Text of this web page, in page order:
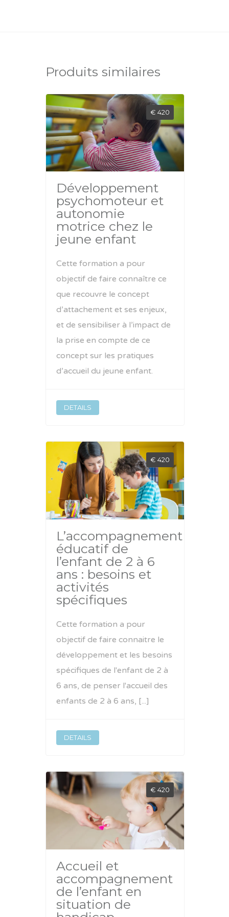
Produits similaires
€ 420
Développement
psychomoteur et
autonomie
motrice chez le
jeune enfant
Cette formation a pour
objectif de faire connaître ce
que recouvre le concept
d’attachement et ses enjeux,
et de sensibiliser à l’impact de
la prise en compte de ce
concept sur les pratiques
d’accueil du jeune enfant.
DETAILS
€ 420
L’accompagnement
éducatif de
l’enfant de 2 à 6
ans : besoins et
activités
spécifiques
Cette formation a pour
objectif de faire connaitre le
développement et les besoins
spécifiques de l'enfant de 2 à
6 ans, de penser l'accueil des
enfants de 2 à 6 ans, [...]
DETAILS
€ 420
Accueil et
accompagnement
de l’enfant en
situation de